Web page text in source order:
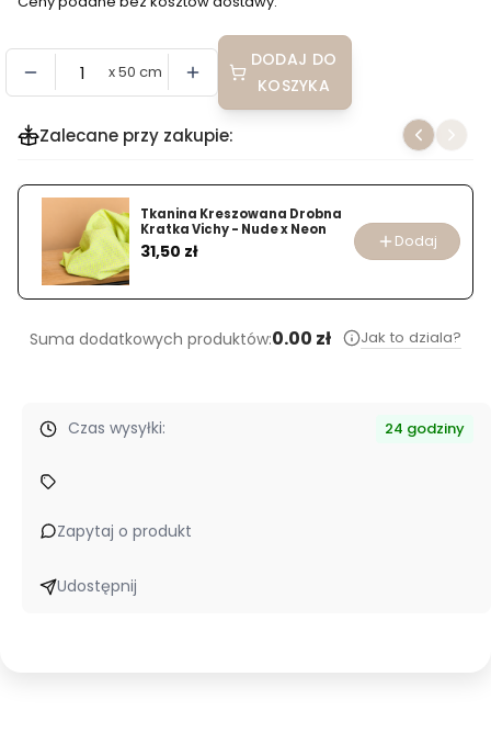
x 50 cm
DODAJ DO
KOSZYKA
Zalecane przy zakupie:
Tkanina Kreszowana Drobna
Kratka Vichy - Nude x Neon
Cena
31,50 zł Dodaj
Suma dodatkowych produktów:0.00 zł Jak to dziala?
Czas wysyłki: 24 godziny
Zapytaj o produkt
Udostępnij